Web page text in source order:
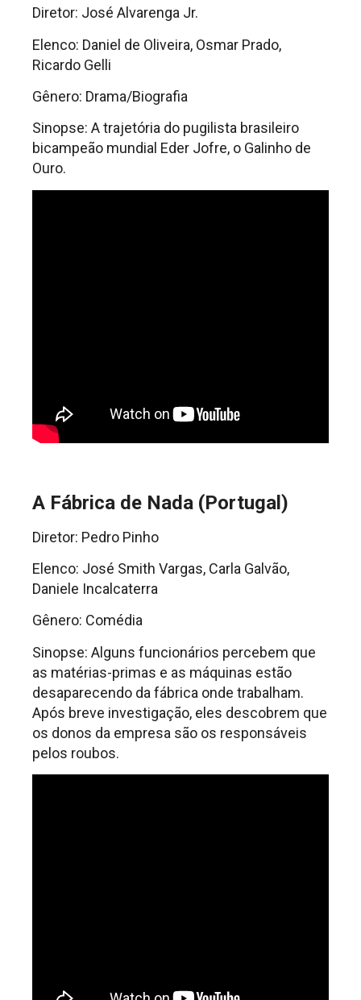
Diretor: José Alvarenga Jr.
Elenco: Daniel de Oliveira, Osmar Prado,
Ricardo Gelli
Gênero: Drama/Biografia
Sinopse: A trajetória do pugilista brasileiro
bicampeão mundial Eder Jofre, o Galinho de
Ouro.
A Fábrica de Nada (Portugal)
Diretor: Pedro Pinho
Elenco: José Smith Vargas, Carla Galvão,
Daniele Incalcaterra
Gênero: Comédia
Sinopse: Alguns funcionários percebem que
as matérias-primas e as máquinas estão
desaparecendo da fábrica onde trabalham.
Após breve investigação, eles descobrem que
os donos da empresa são os responsáveis
pelos roubos.